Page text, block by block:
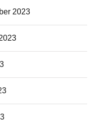
2023